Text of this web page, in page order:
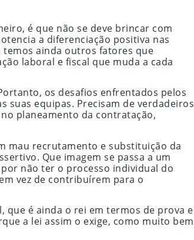
é que não se deve brincar com
a diferenciação positiva nas
temos ainda outros fatores que
laboral e fiscal que muda a cada
os desafios enfrentados pelos
suas equipas. Precisam de verdadeiros
planeamento da contratação,
mau recrutamento e substituição da
Que imagem se passa a um
não ter o processo individual do
vez de contribuírem para o
que é ainda o rei em termos de prova e
a lei assim o exige, como muito bem